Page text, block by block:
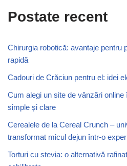
Postate recent
Chirurgia robotică: avantaje pentru
rapidă
Cadouri de Crăciun pentru el: idei
Cum alegi un site de vânzări
simple și clare
Cerealele de la Cereal Crunch –
transformat micul dejun într-o
Torturi cu stevia: o alternativă